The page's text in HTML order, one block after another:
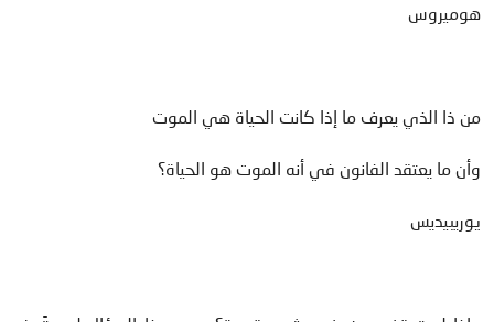
هوميروس
من ذا الذي يعرف ما إذا كانت الحياة هي الموت
وأن ما يعتقد الفانون في أنه الموت هو الحياة؟
يوريبيديس